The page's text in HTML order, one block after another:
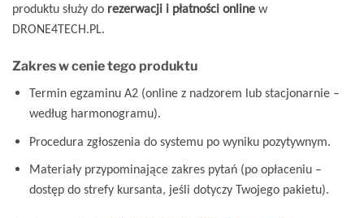
produktu służy do rezerwacji i płatności online w
DRONE4TECH.PL.
Zakres w cenie tego produktu
Termin egzaminu A2 (online z nadzorem lub stacjonarnie –
według harmonogramu).
Procedura zgłoszenia do systemu po wyniku pozytywnym.
Materiały przypominające zakres pytań (po opłaceniu –
dostęp do strefy kursanta, jeśli dotyczy Twojego pakietu).